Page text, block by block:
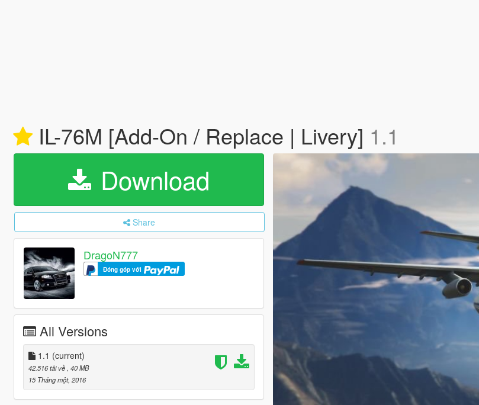
IL-76M [Add-On / Replace | Livery] 1.1
Download
Share
DragoN777
Đóng góp với
All Versions
1.1 (current)
42.516 tải về , 40 MB
15 Tháng một, 2016